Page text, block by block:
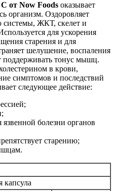
от Now Foods оказывает
организм. Оздоровляет
системы, ЖКТ, скелет и
для ускорения
старения и для
шелушение, воспаления
поддерживать тонус мышц.
в крови,
симптомов и последствий
следующее действие:
язвенной болезни органов
старению;
капсула